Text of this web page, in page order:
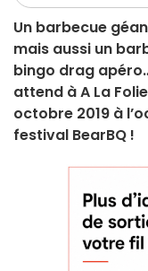
Un barbecue
mais aussi un
bingo drag
attend à A La
octobre 2019 à
festival BearBQ !